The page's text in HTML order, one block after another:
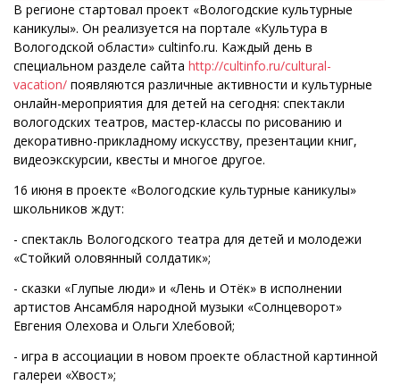
В регионе стартовал проект «Вологодские культурные
каникулы». Он реализуется на портале «Культура в
Вологодской области» cultinfo.ru. Каждый день в
специальном разделе сайта http://cultinfo.ru/cultural-
vacation/ появляются различные активности и культурные
онлайн-мероприятия для детей на сегодня: спектакли
вологодских театров, мастер-классы по рисованию и
декоративно-прикладному искусству, презентации книг,
видеоэкскурсии, квесты и многое другое.
16 июня в проекте «Вологодские культурные каникулы»
школьников ждут:
- спектакль Вологодского театра для детей и молодежи
«Стойкий оловянный солдатик»;
- сказки «Глупые люди» и «Лень и Отёк» в исполнении
артистов Ансамбля народной музыки «Солнцеворот»
Евгения Олехова и Ольги Хлебовой;
- игра в ассоциации в новом проекте областной картинной
галереи «Хвост»;